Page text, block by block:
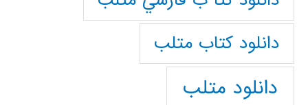
دانلود كتاب متلب
دانلود متلب